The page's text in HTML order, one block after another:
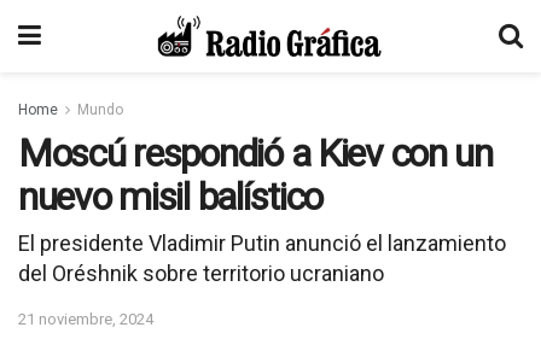
Home Mundo
Moscú respondió a Kiev con un
nuevo misil balístico
El presidente Vladimir Putin anunció el lanzamiento
del Oréshnik sobre territorio ucraniano
21 noviembre, 2024